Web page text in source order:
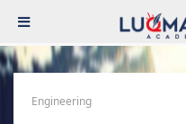
Engineering